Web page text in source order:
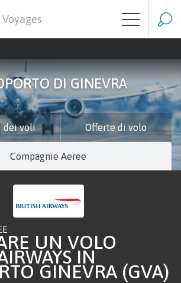
Voyages
DI GINEVRA
dei voli Offerte di volo
Compagnie Aeree
UN VOLO
IN
GINEVRA (GVA)